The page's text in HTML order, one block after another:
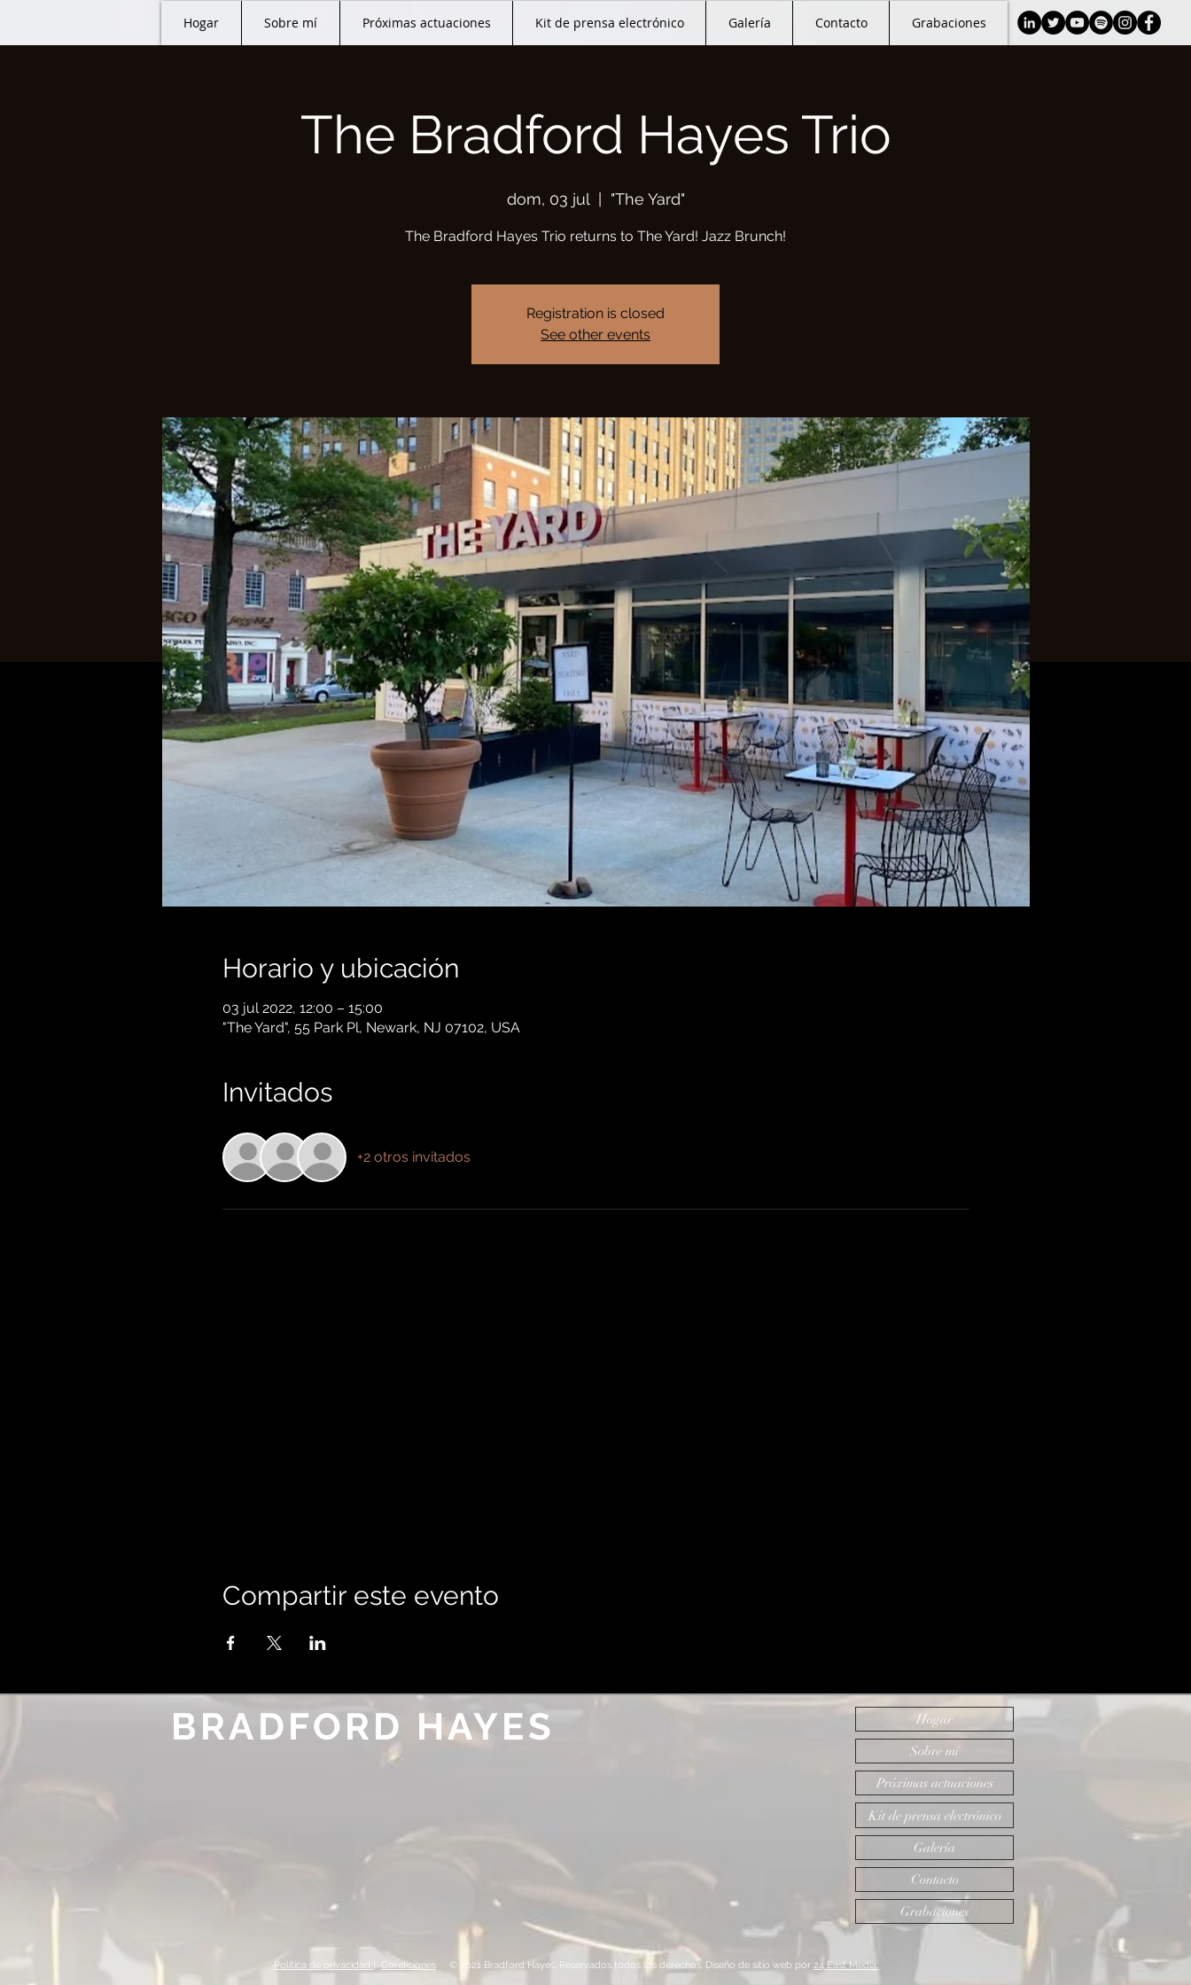
Hogar Sobre mí Próximas actuaciones Kit de prensa electrónico Galería Contacto Grabaciones
The Bradford Hayes Trio
dom, 03 jul "The Yard"
The Bradford Hayes Trio returns to The Yard! Jazz Brunch!
Registration is closed
See other events
Horario y ubicación
03 jul 2022, 12:00 – 15:00
"The Yard", 55 Park Pl, Newark, NJ 07102, USA
Invitados
+2 otros invitados
Compartir este evento
BRADFORD HAYES Hogar
Sobre mí
Próximas actuaciones
Kit de prensa electrónico
Galería
Contacto
Grabaciones
Política de privacidad | Condiciones © 2021 Bradford Hayes. Reservados todos los derechos. Diseño de sitio web por 24 East Media.